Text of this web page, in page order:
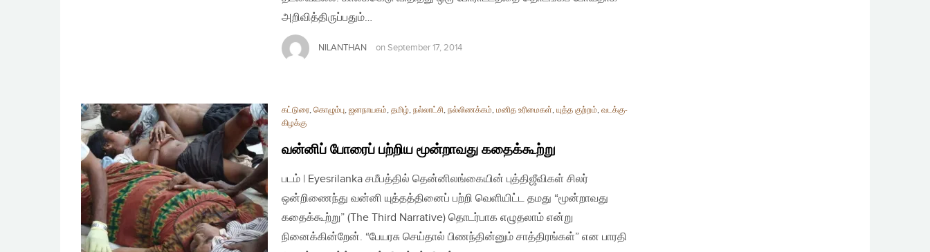
அறிவித்திருப்பதும்…
NILANTHAN on September 17, 2014
கட்டுரை, கொழும்பு, ஜனநாயகம், தமிழ், நல்லாட்சி, நல்லிணக்கம், மனித உரிமைகள், யுத்த குற்றம், வடக்கு-
கிழக்கு
வன்னிப் போரைப் பற்றிய மூன்றாவது கதைக்கூற்று
படம் | Eyesrilanka சமீபத்தில் தென்னிலங்கையின் புத்திஜீவிகள் சிலர்
ஒன்றிணைந்து வன்னி யுத்தத்தினைப் பற்றி வெளியிட்ட தமது “மூன்றாவது
கதைக்கூற்று” (The Third Narrative) தொடர்பாக எழுதலாம் என்று
நினைக்கின்றேன். “பேயரசு செய்தால் பிணந்தின்னும் சாத்திரங்கள்” என பாரதி